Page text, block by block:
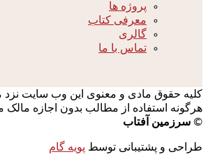
پروژه ها
معرفی کتاب
گالری
تماس با ما
کلیه حقوق مادی و معنوی این وب سایت نزد
© سرزمین آفتاب
طراحی و پشتیبانی توسط پویه گام